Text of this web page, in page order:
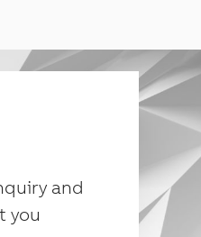
and
you